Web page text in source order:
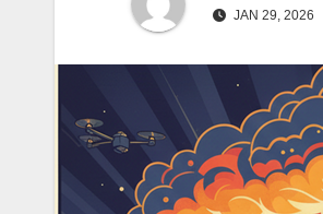
JAN 29, 2026